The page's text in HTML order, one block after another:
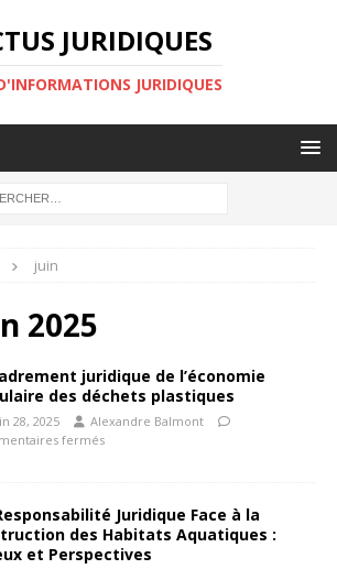
JURIDIQUES
JURIDIQUES
juin
2025
juridique de l’économie
des déchets plastiques
28, 2025
Alexandre Balmont
fermés
Juridique Face à la
des Habitats Aquatiques :
et Perspectives